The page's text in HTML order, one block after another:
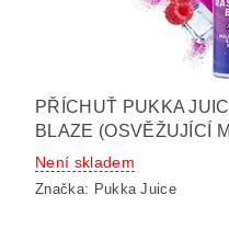
PŘÍCHUŤ PUKKA
BLAZE (OSVĚŽUJÍCÍ
Není skladem
Značka: Pukka Juice